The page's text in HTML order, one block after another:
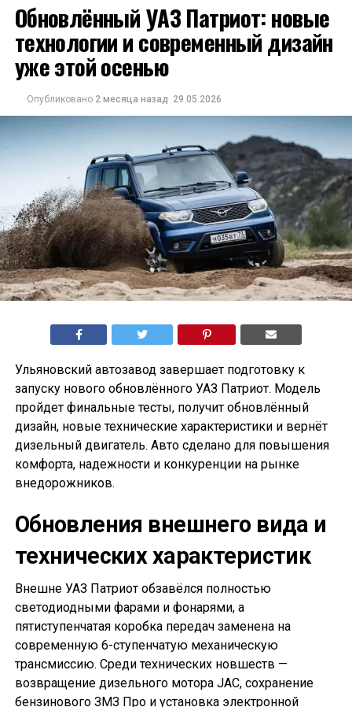
Обновлённый УАЗ Патриот: новые
технологии и современный дизайн
уже этой осенью
Опубликовано 2 месяца назад 29.05.2026
Ульяновский автозавод завершает подготовку к
запуску нового обновлённого УАЗ Патриот. Модель
пройдет финальные тесты, получит обновлённый
дизайн, новые технические характеристики и вернёт
дизельный двигатель. Авто сделано для повышения
комфорта, надежности и конкуренции на рынке
внедорожников.
Обновления внешнего вида и
технических характеристик
Внешне УАЗ Патриот обзавёлся полностью
светодиодными фарами и фонарями, а
пятиступенчатая коробка передач заменена на
современную 6-ступенчатую механическую
трансмиссию. Среди технических новшеств —
возвращение дизельного мотора JAC, сохранение
бензинового ЗМЗ Про и установка электронной